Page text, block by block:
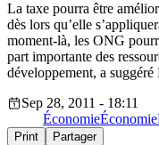
La taxe pourra être
dès lors qu’elle
moment-là, les ONG
part importante des
développement, a
Sep 28, 2011 - 18:11
ÉconomieÉconomie
Print Partager